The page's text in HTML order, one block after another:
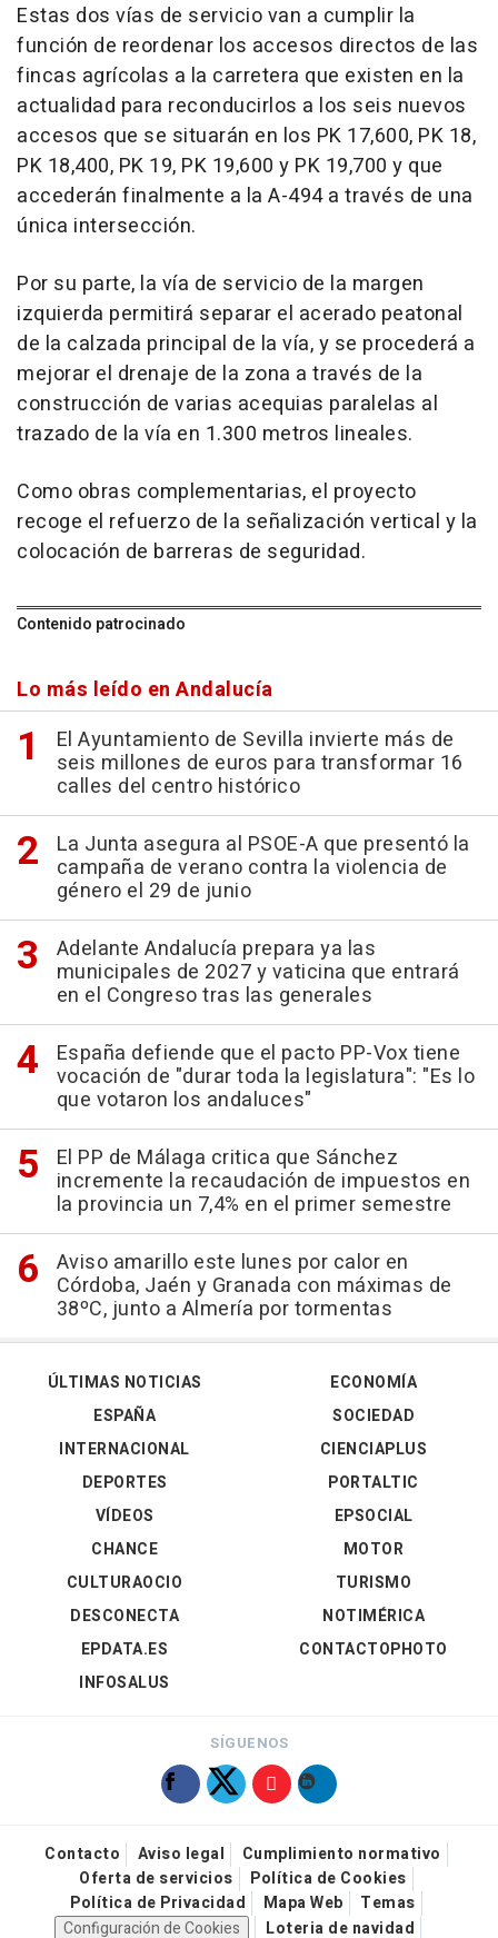
Estas dos vías de servicio van a cumplir la
función de reordenar los accesos directos de las
fincas agrícolas a la carretera que existen en la
actualidad para reconducirlos a los seis nuevos
accesos que se situarán en los PK 17,600, PK 18,
PK 18,400, PK 19, PK 19,600 y PK 19,700 y que
accederán finalmente a la A-494 a través de una
única intersección.
Por su parte, la vía de servicio de la margen
izquierda permitirá separar el acerado peatonal
de la calzada principal de la vía, y se procederá a
mejorar el drenaje de la zona a través de la
construcción de varias acequias paralelas al
trazado de la vía en 1.300 metros lineales.
Como obras complementarias, el proyecto
recoge el refuerzo de la señalización vertical y la
colocación de barreras de seguridad.
Contenido patrocinado
Lo más leído en Andalucía
El Ayuntamiento de Sevilla invierte más de
seis millones de euros para transformar 16
calles del centro histórico
La Junta asegura al PSOE-A que presentó la
campaña de verano contra la violencia de
género el 29 de junio
Adelante Andalucía prepara ya las
municipales de 2027 y vaticina que entrará
en el Congreso tras las generales
España defiende que el pacto PP-Vox tiene
vocación de "durar toda la legislatura": "Es lo
que votaron los andaluces"
El PP de Málaga critica que Sánchez
incremente la recaudación de impuestos en
la provincia un 7,4% en el primer semestre
Aviso amarillo este lunes por calor en
Córdoba, Jaén y Granada con máximas de
38ºC, junto a Almería por tormentas
ÚLTIMAS NOTICIAS
ESPAÑA
INTERNACIONAL
DEPORTES
VÍDEOS
ECONOMÍA
SOCIEDAD
CIENCIAPLUS
PORTALTIC
EPSOCIAL
CHANCE
CULTURAOCIO
DESCONECTA
EPDATA.ES
INFOSALUS
MOTOR
TURISMO
NOTIMÉRICA
CONTACTOPHOTO
SÍGUENOS
Contacto Aviso legal
Cumplimiento normativo
Oferta de servicios
Política de Cookies
Política de Privacidad
Mapa Web
Temas
Configuración de Cookies
Loteria de navidad